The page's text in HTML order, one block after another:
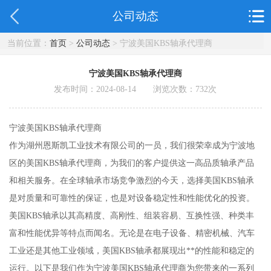
公司动态
当前位置： 首页> 公司动态> 宁波美国KBS轴承代理商
宁波美国KBS轴承代理商
发布时间：2024-08-14 浏览次数： 732次
宁波美国KBS轴承代理商
作为湖州恩斯凯工业技术有限公司的一员，我们很荣幸成为宁波地
区的美国KBS轴承代理商，为我们的客户提供这一高品质轴承产品
和相关服务。在全球轴承市场竞争激烈的今天，选择美国KBS轴承
是对质量和可靠性的保证，也是对设备稳定性和性能优化的投资。
美国KBS轴承以其高精度、高刚性、组装容易、互换性强、种类丰
富和性能优异等特点而闻名。无论是在电子设备、精密机械、汽车
工业还是其他工业领域，美国KBS轴承都展现出**的性能和稳定的
运行。以下是我们作为宁波美国KBS轴承代理商为您带来的一系列